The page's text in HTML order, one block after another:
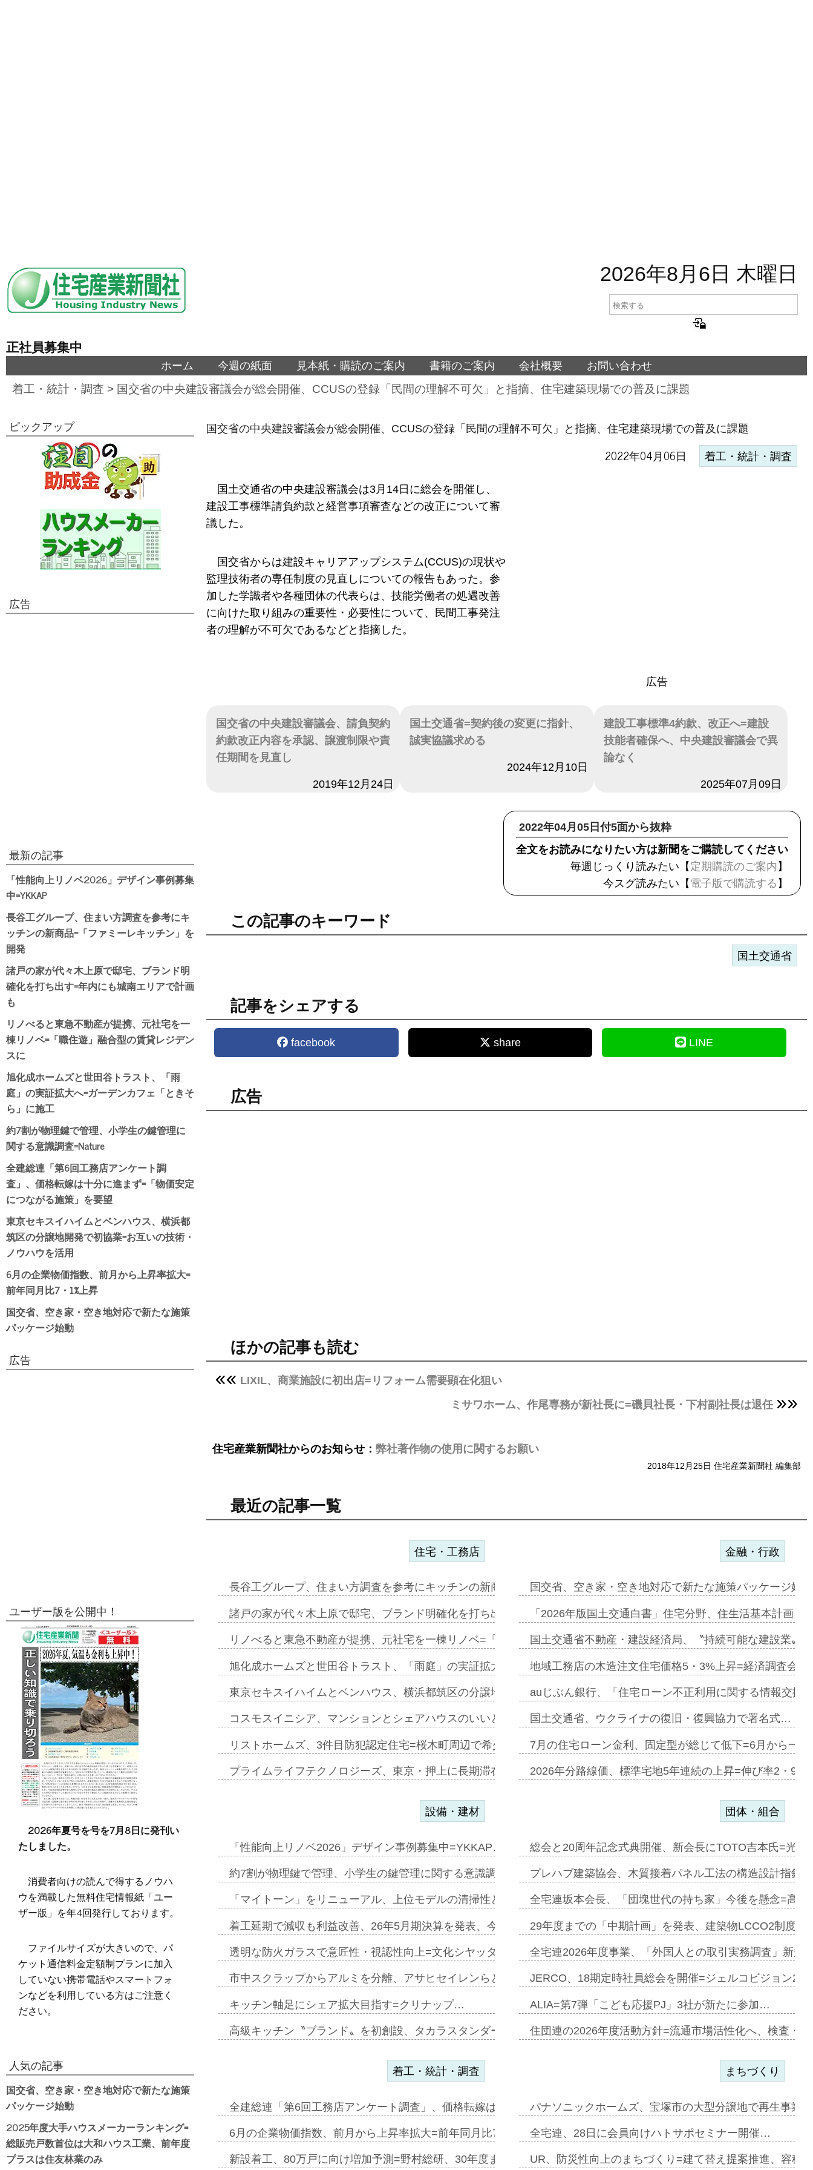
2026年8月6日 木曜日
正社員募集中
ホーム 今週の紙面 見本紙・購読のご案内 書籍のご案内 会社概要 お問い合わせ
着工・統計・調査 > 国交省の中央建設審議会が総会開催、CCUSの登録「民間の理解不可欠」と指摘、住宅建築現場での普及に課題
国交省の中央建設審議会が総会開催、CCUSの登録「民間の理解不可欠」と指摘、住宅建築現場での普及に課題
2022年04月06日 着工・統計・調査
広告
国土交通省の中央建設審議会は3月14日に総会を開催し、
建設工事標準請負約款と経営事項審査などの改正について審
議した。
国交省からは建設キャリアアップシステム(CCUS)の現状や
監理技術者の専任制度の見直しについての報告もあった。参
加した学識者や各種団体の代表らは、技能労働者の処遇改善
に向けた取り組みの重要性・必要性について、民間工事発注
者の理解が不可欠であるなどと指摘した。
国交省の中央建設審議会、請負契約
約款改正内容を承認、譲渡制限や責
任期間を見直し
2019年12月24日
国土交通省=契約後の変更に指針、
誠実協議求める
2024年12月10日
建設工事標準4約款、改正へ=建設
技能者確保へ、中央建設審議会で異
論なく
2025年07月09日
2022年04月05日付5面から抜粋
全文をお読みになりたい方は新聞をご購読してください
毎週じっくり読みたい【 定期購読のご案内 】
今スグ読みたい【 電子版で購読する 】
この記事のキーワード
国土交通省
記事をシェアする
facebook share LINE
広告
ほかの記事も読む
LIXIL、商業施設に初出店=リフォーム需要顕在化狙い
ミサワホーム、作尾専務が新社長に=磯貝社長・下村副社長は退任
住宅産業新聞社からのお知らせ： 弊社著作物の使用に関するお願い
2018年12月25日 住宅産業新聞社 編集部
最近の記事一覧
住宅・工務店
長谷工グループ、住まい方調査を参考にキッチンの新商品=「ファミーレキ…
諸戸の家が代々木上原で邸宅、ブランド明確化を打ち出す=年内にも城南エ…
リノべると東急不動産が提携、元社宅を一棟リノベ=「職住遊」融合型の賃…
旭化成ホームズと世田谷トラスト、「雨庭」の実証拡大へ=ガーデンカフェ…
東京セキスイハイムとベンハウス、横浜都筑区の分譲地開発で初協業=お互…
コスモスイニシア、マンションとシェアハウスのいいとこどりのコリビング…
リストホームズ、3件目防犯認定住宅=桜木町周辺で希少価値のある2階建…
プライムライフテクノロジーズ、東京・押上に長期滞在型ホテル第1弾が開…
金融・行政
国交省、空き家・空き地対応で新たな施策パッケージ始
「2026年版国土交通白書」住宅分野、住生活基本計画
国土交通省不動産・建設経済局、〝持続可能な建設業〟
地域工務店の木造注文住宅価格5・3%上昇=経済調査会
auじぶん銀行、「住宅ローン不正利用に関する情報交換
国土交通省、ウクライナの復旧・復興協力で署名式…
7月の住宅ローン金利、固定型が総じて低下=6月から一
2026年分路線価、標準宅地5年連続の上昇=伸び率2・
設備・建材
「性能向上リノベ2026」デザイン事例募集中=YKKAP…
約7割が物理鍵で管理、小学生の鍵管理に関する意識調査=Nature…
「マイトーン」をリニューアル、上位モデルの清掃性と安全性追加=リンナ…
着工延期で減収も利益改善、26年5月期決算を発表、今期は増収見込む=…
透明な防火ガラスで意匠性・視認性向上=文化シヤッター…
市中スクラップからアルミを分離、アサヒセイレンらと協働開発開始=三協…
キッチン軸足にシェア拡大目指す=クリナップ…
高級キッチン〝ブランド〟を初創設、タカラスタンダードが新築分譲M専用…
団体・組合
総会と20周年記念式典開催、新会長にTOTO吉本氏=光
プレハブ建築協会、木質接着パネル工法の構造設計指針
全宅連坂本会長、「団塊世代の持ち家」今後を懸念=高
29年度までの「中期計画」を発表、建築物LCCO2制度
全宅連2026年度事業、「外国人との取引実務調査」新規
JERCO、18期定時社員総会を開催=ジェルコビジョン
ALIA=第7弾「こども応援PJ」3社が新たに参加…
住団連の2026年度活動方針=流通市場活性化へ、検査・
着工・統計・調査
全建総連「第6回工務店アンケート調査」、価格転嫁は十分に進まず=「物…
6月の企業物価指数、前月から上昇率拡大=前年同月比7・1%上昇…
新設着工、80万戸に向け増加予測=野村総研、30年度まで〝揺り戻し〟…
まちづくり
パナソニックホームズ、宝塚市の大型分譲地で再生事業
全宅連、28日に会員向けハトサポセミナー開催…
UR、防災性向上のまちづくり=建て替え提案推進、容積
ピックアップ
広告
最新の記事
「性能向上リノベ2026」デザイン事例募集
中=YKKAP
長谷工グループ、住まい方調査を参考にキ
ッチンの新商品=「ファミーレキッチン」を
開発
諸戸の家が代々木上原で邸宅、ブランド明
確化を打ち出す=年内にも城南エリアで計画
も
リノべると東急不動産が提携、元社宅を一
棟リノベ=「職住遊」融合型の賃貸レジデン
スに
旭化成ホームズと世田谷トラスト、「雨
庭」の実証拡大へ=ガーデンカフェ「ときそ
ら」に施工
約7割が物理鍵で管理、小学生の鍵管理に
関する意識調査=Nature
全建総連「第6回工務店アンケート調
査」、価格転嫁は十分に進まず=「物価安定
につながる施策」を要望
東京セキスイハイムとベンハウス、横浜都
筑区の分譲地開発で初協業=お互いの技術・
ノウハウを活用
6月の企業物価指数、前月から上昇率拡大=
前年同月比7・1%上昇
国交省、空き家・空き地対応で新たな施策
パッケージ始動
広告
ユーザー版を公開中！
2026年夏号を号を7月8日に発刊い
たしました。
消費者向けの読んで得するノウハ
ウを満載した無料住宅情報紙「ユー
ザー版」を年4回発行しております。
ファイルサイズが大きいので、パ
ケット通信料金定額制プランに加入
していない携帯電話やスマートフォ
ンなどを利用している方はご注意く
ださい。
人気の記事
国交省、空き家・空き地対応で新たな施策
パッケージ始動
2025年度大手ハウスメーカーランキング=
総販売戸数首位は大和ハウス工業、前年度
プラスは住友林業のみ